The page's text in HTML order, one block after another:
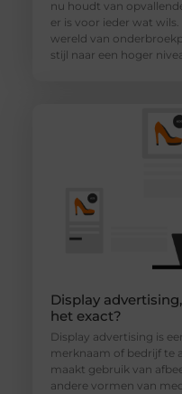
nu houdt van
er is voor ieder wat
wereld van
stijl naar een hoger
Display
het exact?
Display advertising is
merknaam of bedrijf te
maakt gebruik van
andere vormen van